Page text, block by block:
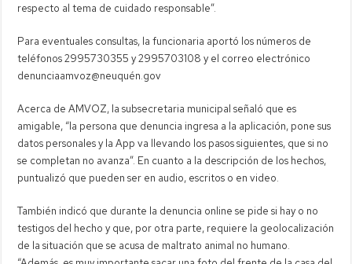
respecto al tema de cuidado responsable”.
Para eventuales consultas, la funcionaria aportó los números de
teléfonos 2995730355 y 2995703108 y el correo electrónico
denunciaamvoz@neuquén.gov
Acerca de AMVOZ, la subsecretaria municipal señaló que es
amigable, “la persona que denuncia ingresa a la aplicación, pone sus
datos personales y la App va llevando los pasos siguientes, que si no
se completan no avanza”. En cuanto a la descripción de los hechos,
puntualizó que pueden ser en audio, escritos o en video.
También indicó que durante la denuncia online se pide si hay o no
testigos del hecho y que, por otra parte, requiere la geolocalización
de la situación que se acusa de maltrato animal no humano.